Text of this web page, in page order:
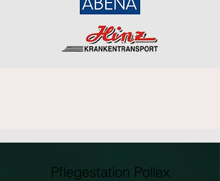
Pflegestation Pollex